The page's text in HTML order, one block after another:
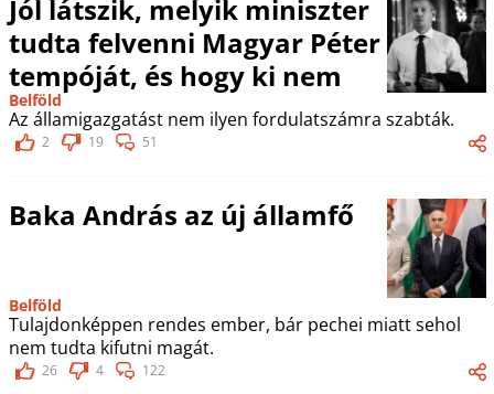
Jól látszik, melyik miniszter
tudta felvenni Magyar Péter
tempóját, és hogy ki nem
Belföld
Az államigazgatást nem ilyen fordulatszámra szabták.
2 19 51
Baka András az új államfő
Belföld
Tulajdonképpen rendes ember, bár pechei miatt sehol
nem tudta kifutni magát.
26 4 122